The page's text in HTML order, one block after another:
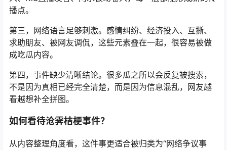
播点。
第三，网络语言足够刺激。感情纠纷、经济投入、互撕、
求助朋友、被网友调侃，这些元素叠在一起，很容易被做
成吃瓜内容。
第四，事件缺少清晰结论。很多瓜之所以会反复被搜索，
不是因为真相已经完全清楚，而是因为信息混乱，网友越
看越想补全拼图。
如何看待沧霁桔梗事件？
从内容整理角度看，这件事更适合被归类为“网络争议事